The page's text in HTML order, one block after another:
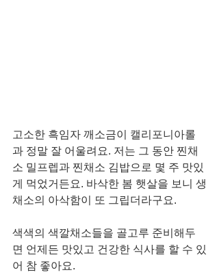
고소한 흑임자 깨소금이 캘리포니아롤
과 정말 잘 어울려요. 저는 그 동안 찐채
소 밀프렙과 찐채소 김밥으로 몇 주 맛있
게 먹었거든요. 바삭한 봄 햇살을 보니 생
채소의 아삭함이 또 그립더라구요.
색색의 색깔채소들을 골고루 준비해두
면 언제든 맛있고 건강한 식사를 할 수 있
어 참 좋아요.